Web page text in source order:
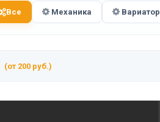
Все Механика Вариатор
(от 200 руб.)